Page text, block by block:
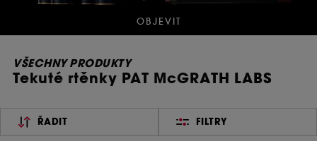
OBJEVIT
VŠECHNY PRODUKTY
Tekuté rtěnky PAT McGRATH LABS
ŘADIT FILTRY